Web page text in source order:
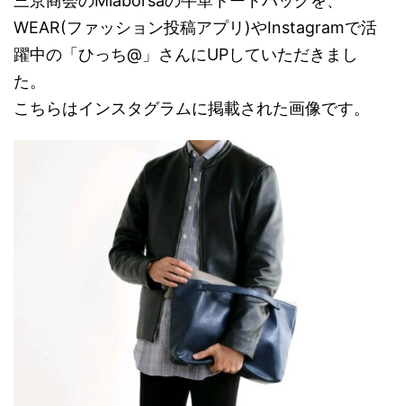
WEAR(ファッション投稿アプリ)やInstagramで活
躍中の「ひっち@」さんにUPしていただきまし
た。
こちらはインスタグラムに掲載された画像です。